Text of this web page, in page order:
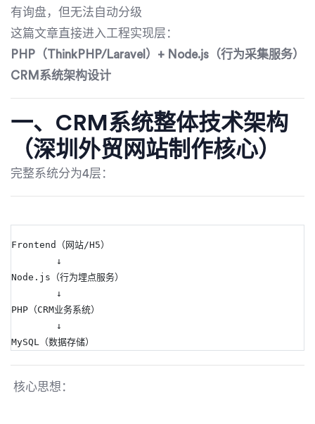
有询盘，但无法自动分级
这篇文章直接进入工程实现层：
PHP（ThinkPHP/Laravel）+ Node.js（行为采集服务）
CRM系统架构设计
一、CRM系统整体技术架构
（深圳外贸网站制作核心）
完整系统分为4层：
Frontend（网站/H5）
↓
Node.js（行为埋点服务）
↓
PHP（CRM业务系统）
↓
MySQL（数据存储）
核心思想：